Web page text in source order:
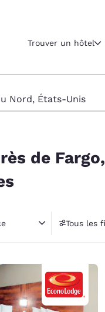
Région et
Amériques
Canada
Français
Europe
Trouver un hôtel
de
Tous les
1